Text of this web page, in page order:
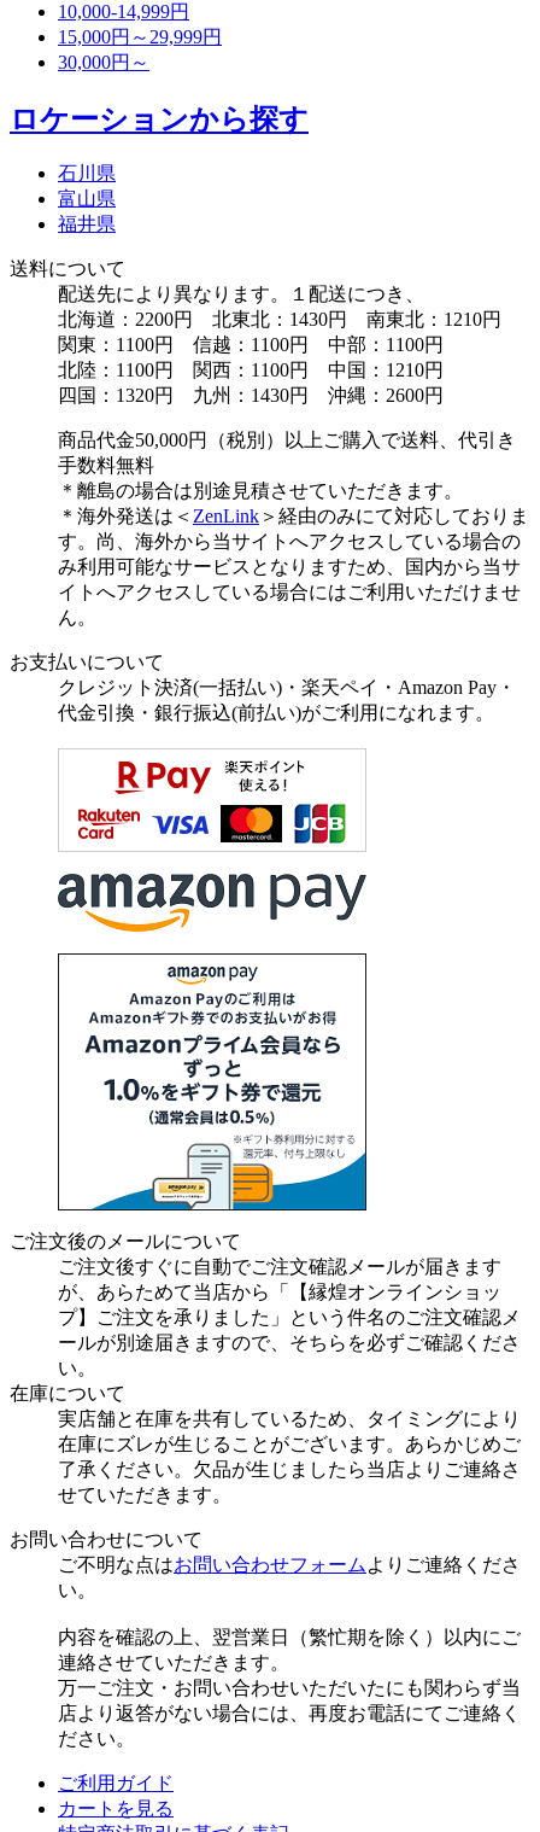
10,000-14,999円
15,000円～29,999円
30,000円～
ロケーションから探す
石川県
富山県
福井県
送料について
配送先により異なります。１配送につき、
北海道：2200円 北東北：1430円 南東北：1210円
関東：1100円 信越：1100円 中部：1100円
北陸：1100円 関西：1100円 中国：1210円
四国：1320円 九州：1430円 沖縄：2600円
商品代金50,000円（税別）以上ご購入で送料、代引き
手数料無料
＊離島の場合は別途見積させていただきます。
＊海外発送は＜ ZenLink ＞経由のみにて対応しておりま
す。尚、海外から当サイトへアクセスしている場合の
み利用可能なサービスとなりますため、国内から当サ
イトへアクセスしている場合にはご利用いただけませ
ん。
お支払いについて
クレジット決済(一括払い)・楽天ペイ・Amazon Pay・
代金引換・銀行振込(前払い)がご利用になれます。
ご注文後のメールについて
ご注文後すぐに自動でご注文確認メールが届きます
が、あらためて当店から「【縁煌オンラインショッ
プ】ご注文を承りました」という件名のご注文確認メ
ールが別途届きますので、そちらを必ずご確認くださ
い。
在庫について
実店舗と在庫を共有しているため、タイミングにより
在庫にズレが生じることがございます。あらかじめご
了承ください。欠品が生じましたら当店よりご連絡さ
せていただきます。
お問い合わせについて
ご不明な点はお問い合わせフォームよりご連絡くださ
い。
内容を確認の上、翌営業日（繁忙期を除く）以内にご
連絡させていただきます。
万一ご注文・お問い合わせいただいたにも関わらず当
店より返答がない場合には、再度お電話にてご連絡く
ださい。
ご利用ガイド
カートを見る